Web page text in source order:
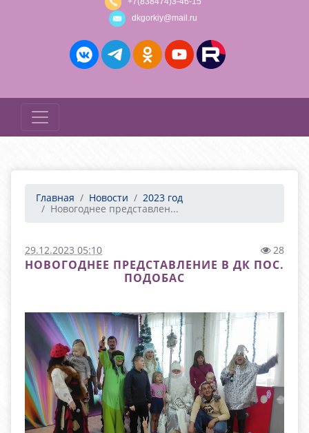
dkgorkiy@mail.ru
Главная Новости
2023 год
Новогоднее представлен...
29.12.2023 05:10 28
НОВОГОДНЕЕ ПРЕДСТАВЛЕНИЕ В ДК ПОС.
ПОДОБАС